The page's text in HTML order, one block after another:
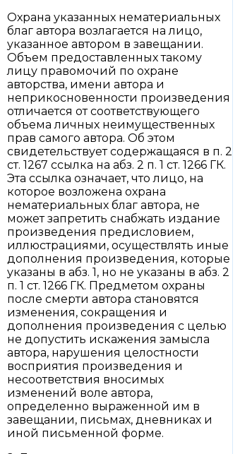
Охрана указанных нематериальных
благ автора возлагается на лицо,
указанное автором в завещании.
Объем предоставленных такому
лицу правомочий по охране
авторства, имени автора и
неприкосновенности произведения
отличается от соответствующего
объема личных неимущественных
прав самого автора. Об этом
свидетельствует содержащаяся в п. 2
ст. 1267 ссылка на абз. 2 п. 1 ст. 1266 ГК.
Эта ссылка означает, что лицо, на
которое возложена охрана
нематериальных благ автора, не
может запретить снабжать издание
произведения предисловием,
иллюстрациями, осуществлять иные
дополнения произведения, которые
указаны в абз. 1, но не указаны в абз. 2
п. 1 ст. 1266 ГК. Предметом охраны
после смерти автора становятся
изменения, сокращения и
дополнения произведения с целью
не допустить искажения замысла
автора, нарушения целостности
восприятия произведения и
несоответствия вносимых
изменений воле автора,
определенно выраженной им в
завещании, письмах, дневниках и
иной письменной форме.